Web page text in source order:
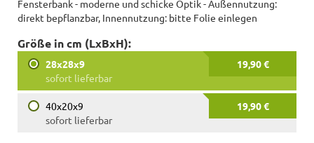
Fensterbank - moderne und schicke Optik - Außennutzung:
direkt bepflanzbar, Innennutzung: bitte Folie einlegen
Größe in cm (LxBxH):
28x28x9
19,90 €
sofort lieferbar
40x20x9
19,90 €
sofort lieferbar